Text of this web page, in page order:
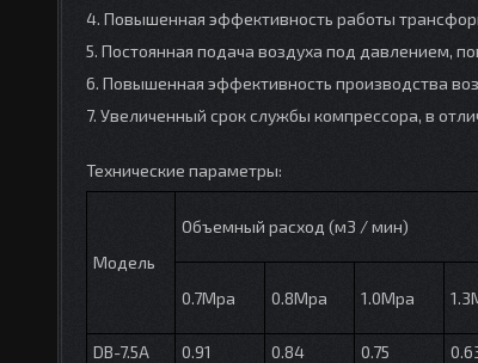
4. Повышенная эффективность работы
5. Постоянная подача воздуха под давлением,
6. Повышенная эффективность производства
7. Увеличенный срок службы компрессора, в
Технические параметры:
Модель
Объемный расход (м3 / мин)
0.7Mpa 0.8Mpa 1.0Mpa
DB-7.5A 0.91 0.84 0.75